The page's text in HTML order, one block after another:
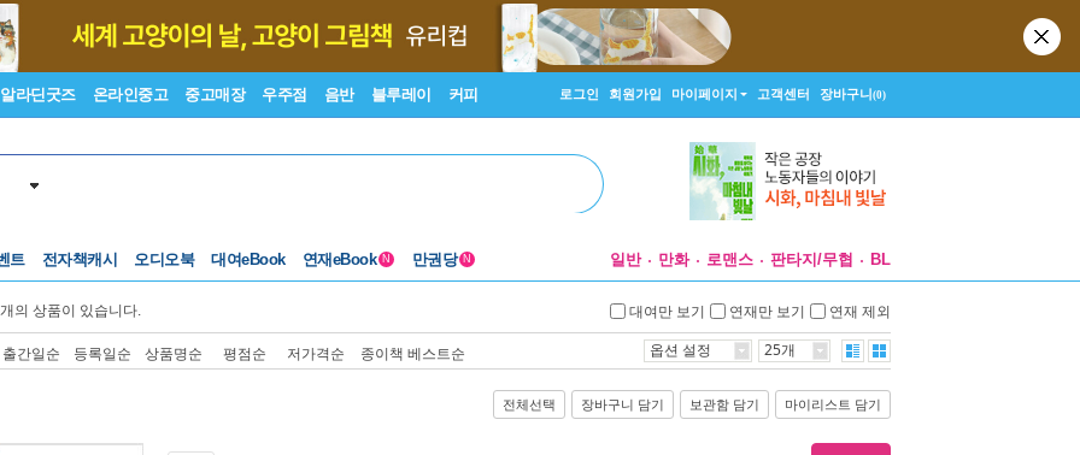
알라딘굿즈 온라인중고 중고매장 우주점 음반 블루레이 커피 로그인 회원가입 마이페이지 고객센터 장바구니(0)
트 전자책캐시 오디오북 대여eBook 연재eBook N 만권당 N 일반 만화 로맨스 판타지/무협 BL
개의 상품이 있습니다. 대여만 보기 연재만 보기 연재 제외
출간일순 등록일순 상품명순 평점순 저가격순 종이책 베스트순 옵션 설정 25개
전체선택 장바구니 담기 보관함 담기 마이리스트 담기